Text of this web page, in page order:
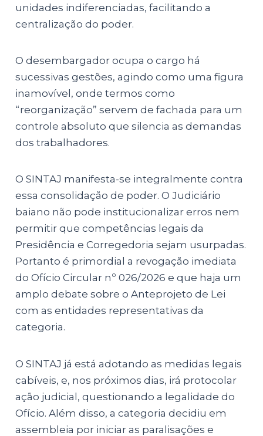
unidades indiferenciadas, facilitando a
centralização do poder.
O desembargador ocupa o cargo há
sucessivas gestões, agindo como uma figura
inamovível, onde termos como
“reorganização” servem de fachada para um
controle absoluto que silencia as demandas
dos trabalhadores.
O SINTAJ manifesta-se integralmente contra
essa consolidação de poder. O Judiciário
baiano não pode institucionalizar erros nem
permitir que competências legais da
Presidência e Corregedoria sejam usurpadas.
Portanto é primordial a revogação imediata
do Ofício Circular nº 026/2026 e que haja um
amplo debate sobre o Anteprojeto de Lei
com as entidades representativas da
categoria.
O SINTAJ já está adotando as medidas legais
cabíveis, e, nos próximos dias, irá protocolar
ação judicial, questionando a legalidade do
Ofício. Além disso, a categoria decidiu em
assembleia por iniciar as paralisações e